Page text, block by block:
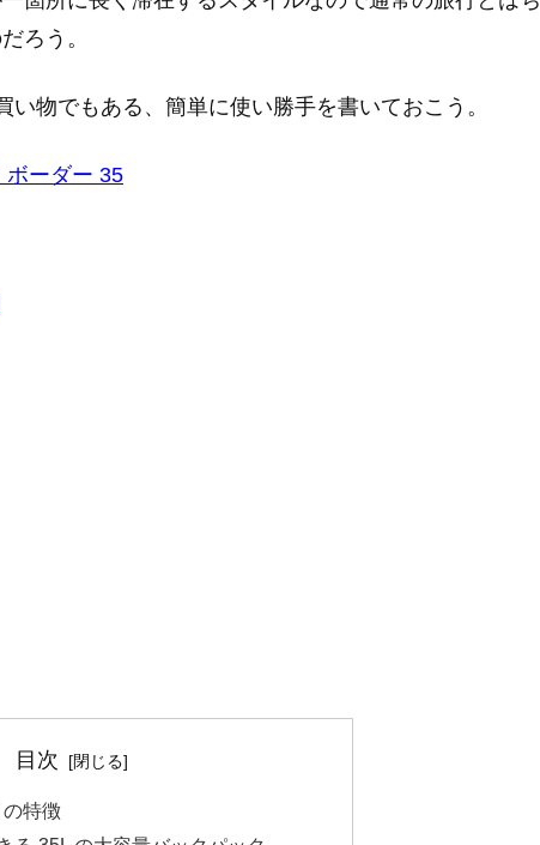
ろう。
物でもある、簡単に使い勝手を書いておこう。
ボーダー 35
目次
特徴